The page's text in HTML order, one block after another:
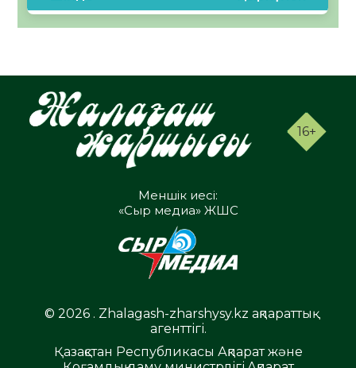
16+
Меншік иесі:
«Сыр медиа» ЖШС
© 2026 . Zhalagash-zharshysy.kz ақпараттық
агенттігі.
Қазақстан Республикасы Ақпарат және